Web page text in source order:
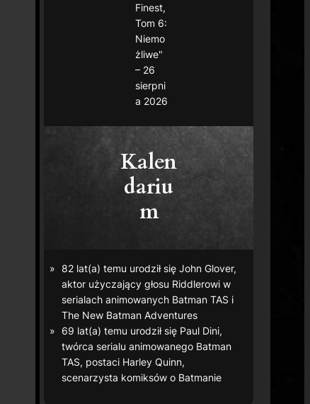
Finest,
Tom 6:
Niemo
żliwe"
– 26
sierpni
a 2026
Kalen
dariu
m
82 lat(a) temu urodził się John Glover,
aktor użyczający głosu Riddlerowi w
serialach animowanych Batman TAS i
The New Batman Adventures
69 lat(a) temu urodził się Paul Dini,
twórca serialu animowanego Batman
TAS, postaci Harley Quinn,
scenarzysta komiksów o Batmanie